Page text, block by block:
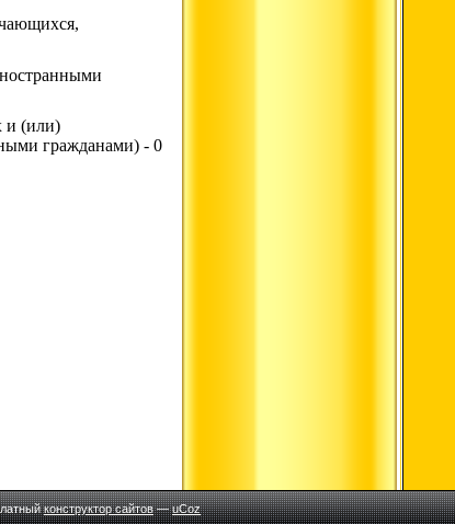
и (или)
гражданами) - 0
конструктор сайтов—uCoz